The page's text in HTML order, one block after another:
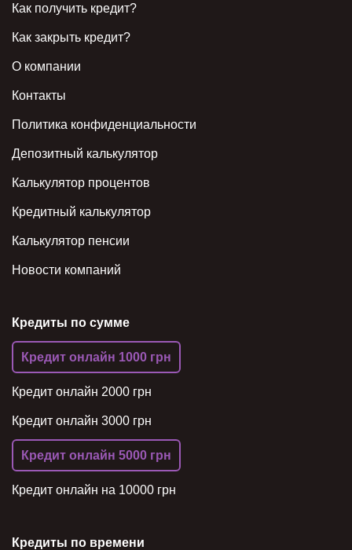
Как получить кредит?
Как закрыть кредит?
О компании
Контакты
Политика конфиденциальности
Депозитный калькулятор
Калькулятор процентов
Кредитный калькулятор
Калькулятор пенсии
Новости компаний
Кредиты по сумме
Кредит онлайн 1000 грн
Кредит онлайн 2000 грн
Кредит онлайн 3000 грн
Кредит онлайн 5000 грн
Кредит онлайн на 10000 грн
Кредиты по времени